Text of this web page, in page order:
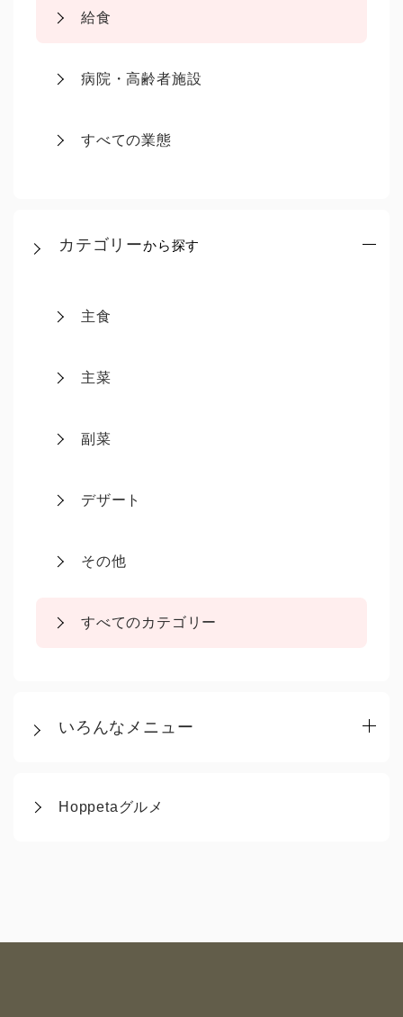
給食
病院・高齢者施設
すべての業態
カテゴリーから探す
主食
主菜
副菜
デザート
その他
すべてのカテゴリー
いろんなメニュー
Hoppetaグルメ